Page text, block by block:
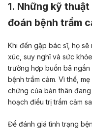
1. Những kỹ
đoán bệnh trầm
Khi đến gặp bác sĩ, họ sẽ
xúc, suy nghĩ và sức
trường hợp buồn bã
bệnh trầm cảm. Vì thế,
chứng của bản thân
hoạch điều trị trầm cảm
Để đánh giá tình trạng